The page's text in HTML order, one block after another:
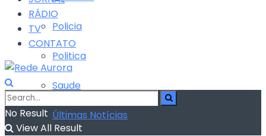
Policia
Politica
Saude
Últimas Notícias
RÁDIO
TV
CONTATO
No Result
View All Result